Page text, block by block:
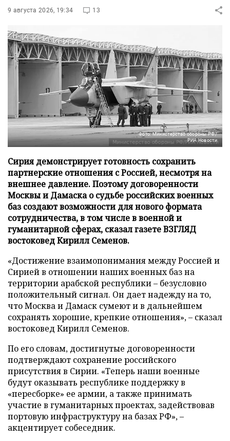
9 августа 2026, 19:34 13
Фото: Министерство обороны РФ/
РИА Новости
Сирия демонстрирует готовность сохранить
партнерские отношения с Россией, несмотря на
внешнее давление. Поэтому договоренности
Москвы и Дамаска о судьбе российских военных
баз создают возможности для нового формата
сотрудничества, в том числе в военной и
гуманитарной сферах, сказал газете ВЗГЛЯД
востоковед Кирилл Семенов.
«Достижение взаимопонимания между Россией и
Сирией в отношении наших военных баз на
территории арабской республики – безусловно
положительный сигнал. Он дает надежду на то,
что Москва и Дамаск сумеют и в дальнейшем
сохранять хорошие, крепкие отношения», – сказал
востоковед Кирилл Семенов.
По его словам, достигнутые договоренности
подтверждают сохранение российского
присутствия в Сирии. «Теперь наши военные
будут оказывать республике поддержку в
«пересборке» ее армии, а также принимать
участие в гуманитарных проектах, задействовав
портовую инфраструктуру на базах РФ», –
акцентирует собеседник.